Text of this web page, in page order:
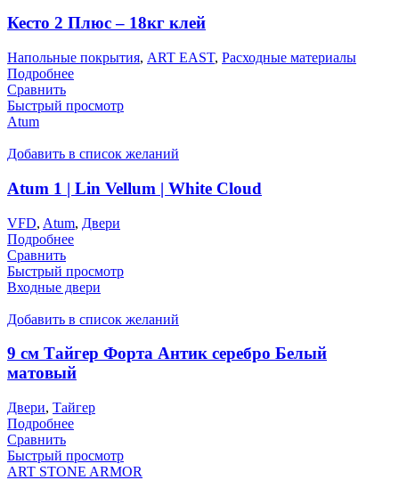
Кесто 2 Плюс – 18кг клей
Напольные покрытия, ART EAST, Расходные материалы
Подробнее
Сравнить
Быстрый просмотр
Atum
Добавить в список желаний
Atum 1 | Lin Vellum | White Cloud
VFD, Atum, Двери
Подробнее
Сравнить
Быстрый просмотр
Входные двери
Добавить в список желаний
9 см Тайгер Форта Антик серебро Белый
матовый
Двери, Тайгер
Подробнее
Сравнить
Быстрый просмотр
ART STONE ARMOR